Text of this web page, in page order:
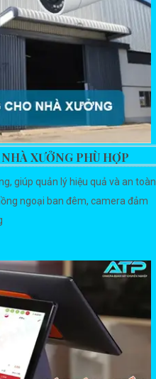
XƯỞNG PHÙ HỢP
giúp quản lý hiệu quả và an
ngoại ban đêm, camera đảm